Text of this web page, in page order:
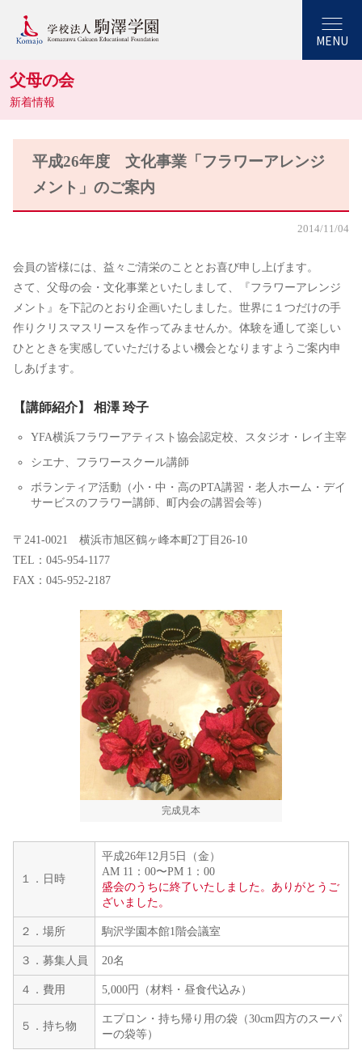
MENU
父母の会
新着情報
平成26年度 文化事業「フラワーアレンジ
メント」のご案内
2014/11/04
会員の皆様には、益々ご清栄のこととお喜び申し上げます。
さて、父母の会・文化事業といたしまして、『フラワーアレンジ
メント』を下記のとおり企画いたしました。世界に１つだけの手
作りクリスマスリースを作ってみませんか。体験を通して楽しい
ひとときを実感していただけるよい機会となりますようご案内申
しあげます。
【講師紹介】 相澤 玲子
YFA横浜フラワーアティスト協会認定校、スタジオ・レイ主宰
シエナ、フラワースクール講師
ボランティア活動（小・中・高のPTA講習・老人ホーム・デイ
サービスのフラワー講師、町内会の講習会等）
〒241-0021 横浜市旭区鶴ヶ峰本町2丁目26-10
TEL：045-954-1177
FAX：045-952-2187
完成見本
１．日時
平成26年12月5日（金）
AM 11：00〜PM 1：00
盛会のうちに終了いたしました。ありがとうご
ざいました。
２．場所 駒沢学園本館1階会議室
３．募集人員 20名
４．費用 5,000円（材料・昼食代込み）
５．持ち物
エプロン・持ち帰り用の袋（30cm四方のスーパ
ーの袋等）